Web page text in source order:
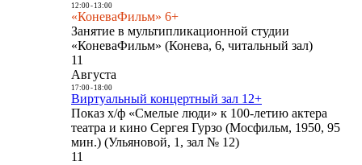
12:00- 13:00
«КоневаФильм» 6+
Занятие в мультипликационной студии
«КоневаФильм» (Конева, 6, читальный зал)
11
Августа
17:00- 18:00
Виртуальный концертный зал 12+
Показ х/ф «Смелые люди» к 100-летию актера
театра и кино Сергея Гурзо (Мосфильм, 1950, 95
мин.) (Ульяновой, 1, зал № 12)
11